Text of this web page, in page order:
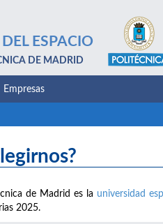
ESPACIO
DE MADRID
Empresas
de Madrid es la universidad
2025.